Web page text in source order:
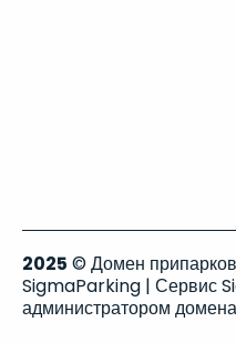
2025 © Домен
SigmaParking | Сервис
администратором